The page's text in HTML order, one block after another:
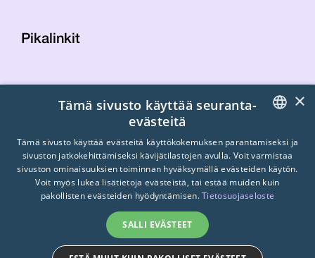
Pikalinkit
Laskutustiedot
Tietosuojaseloste
Turvallisemman tilan periaatteet
FINNISH
SWEDISH
×
Tämä sivusto käyttää seuranta-
evästeitä
Tämä sivusto käyttää evästeitä käyttökokemuksen parantamiseksi ja
sivuston jatkokehittämiseksi kävijätilastojen avulla. Voit varmistaa
sivuston ominaisuuksien toiminnan hyväksymällä evästeiden käytön.
Voit myös lukea lisätietoja evästeistä, tai estää muiden kuin
pakollisten evästeiden hyödyntämisen.Tietosuojaseloste
SALLI EVÄSTEET